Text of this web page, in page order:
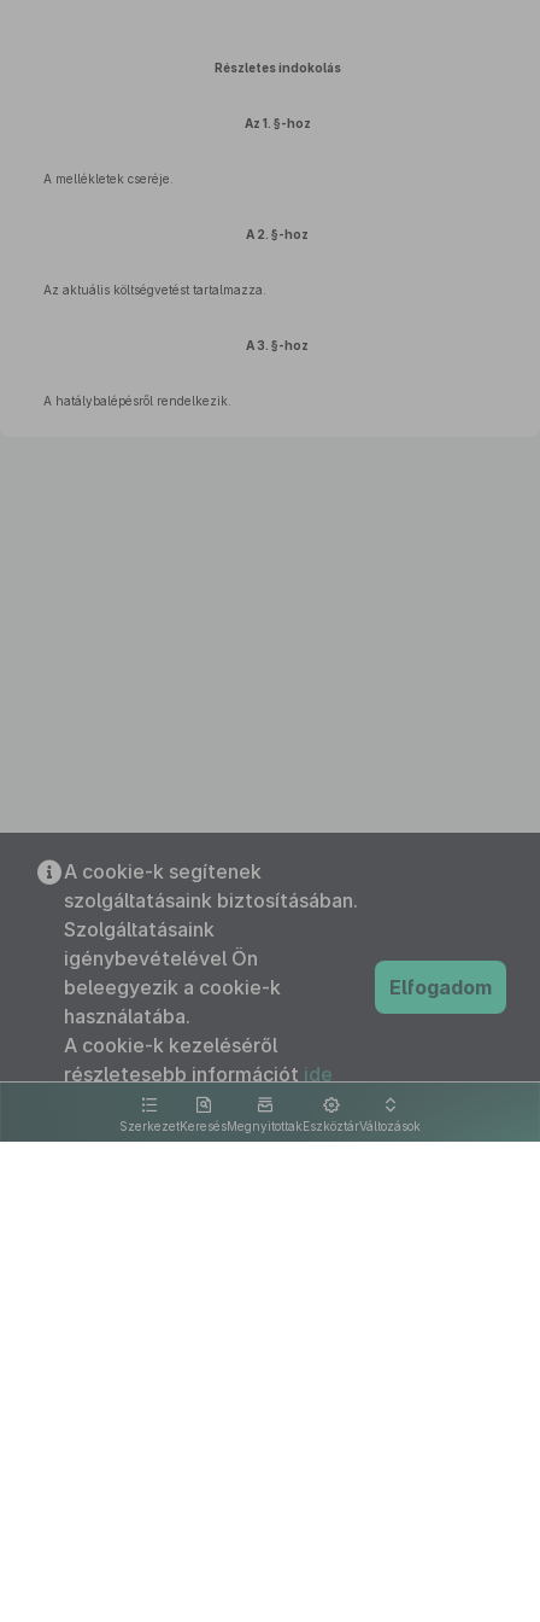
Részletes indokolás
Az 1. §-hoz
A mellékletek cseréje.
A 2. §-hoz
Az aktuális költségvetést tartalmazza.
A 3. §-hoz
A hatálybalépésről rendelkezik.
SzerkezetKeresésMegnyitottakEszköztárVáltozások
A cookie-k segítenek
szolgáltatásaink biztosításában.
Szolgáltatásaink
igénybevételével Ön
beleegyezik a cookie-k
használatába.
A cookie-k kezeléséről
részletesebb információt ide
kattintva olvashat.
Elfogadom